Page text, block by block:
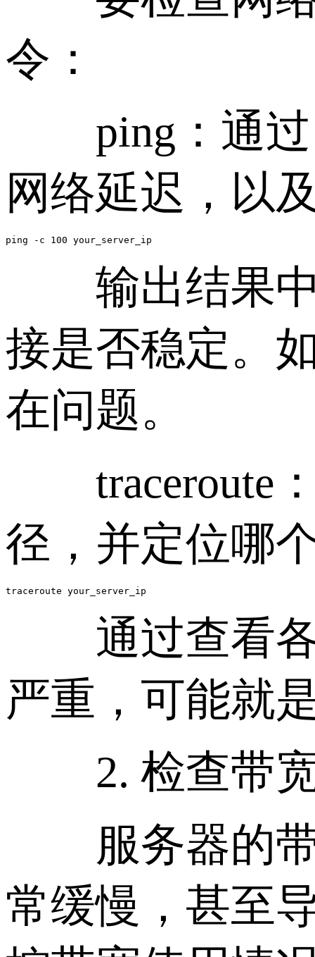
令：
ping：通过
网络延迟，以
ping -c 100 your_server_ip
输出结果中
接是否稳定。
在问题。
traceroute：
径，并定位哪
traceroute your_server_ip
通过查看各
严重，可能就
2. 检查带宽
服务器的带
常缓慢，甚至